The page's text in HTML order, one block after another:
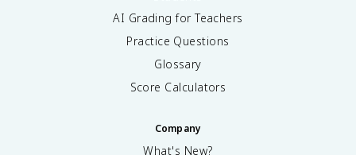
AI Grading for Teachers
Practice Questions
Glossary
Score Calculators
Company
What's New?